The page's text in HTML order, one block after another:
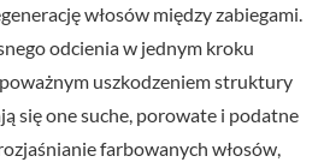
włosów między zabiegami.
odcienia w jednym kroku
uszkodzeniem struktury
się one suche, porowate i podatne
farbowanych włosów,